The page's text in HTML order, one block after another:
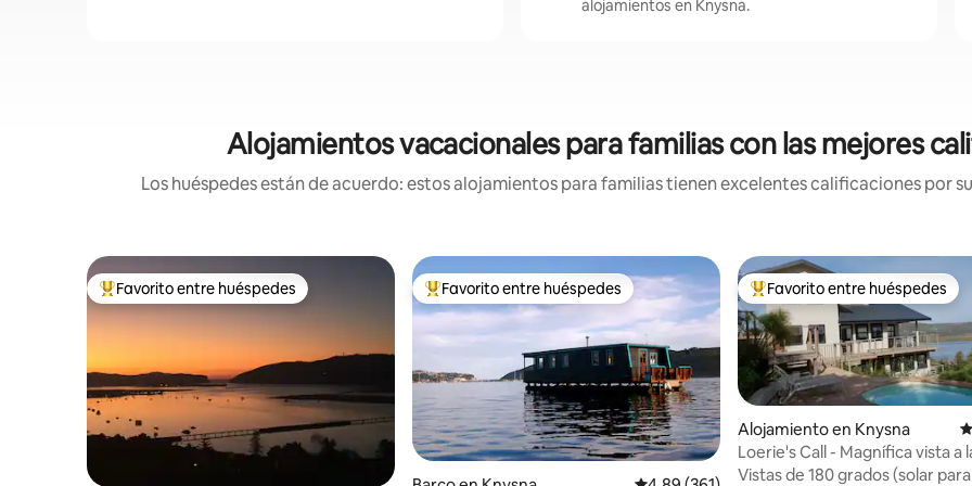
alojamientos en Knysna.
Alojamientos vacacionales para familias con las mejores
Los huéspedes están de acuerdo: estos alojamientos para familias tienen excelentes calificaciones por
Favorito entre huéspedes preferido
Favorito entre huéspedes Favorito entre huéspedes preferido
Favorito entre huéspedes Favorito entre huéspedes
Favorito entre huéspedes
Alojamiento en Knysna
Loerie's Call - Magnífica vista a
Vistas de 180 grados (solar